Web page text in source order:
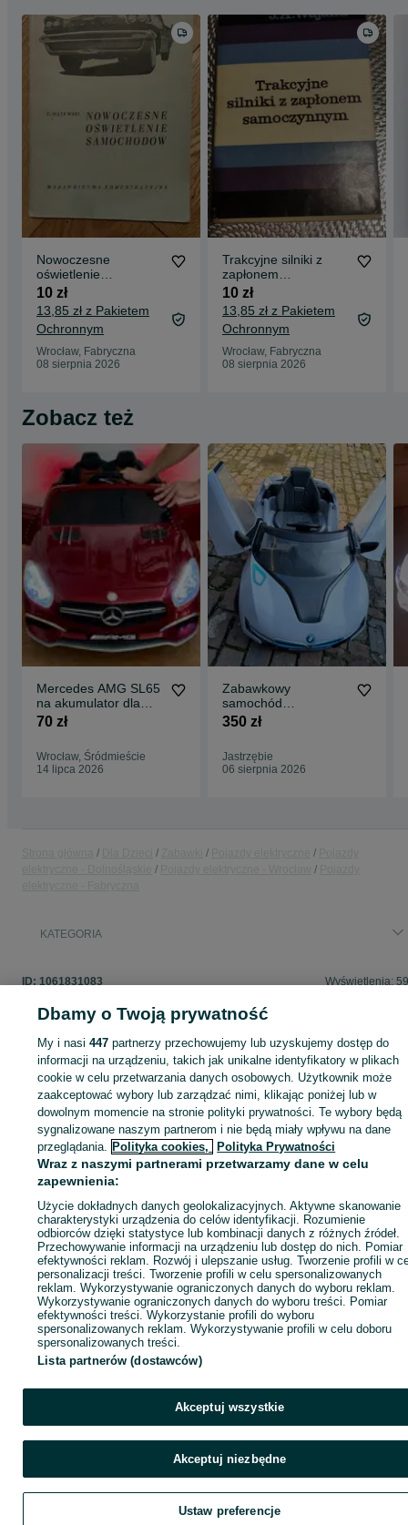
Nowoczesne
oświetlenie
samochodów
Tadeusz Majewski
10 zł
13,85 zł z Pakietem
Ochronnym
Wrocław, Fabryczna
08 sierpnia 2026
Trakcyjne silniki z
zapłonem
samoczynnym. Jan A.
Wajand
10 zł
13,85 zł z Pakietem
Ochronnym
Wrocław, Fabryczna
08 sierpnia 2026
Zobacz też
Mercedes AMG SL65
na akumulator dla
dzieci
70 zł
Wrocław, Śródmieście
14 lipca 2026
Zabawkowy
samochód
350 zł
Jastrzębie
06 sierpnia 2026
KATEGORIA
ID: 1061831083 Wyświetlenia:
Zaloguj się lub załóż konto na OLX, aby skontaktować się z
sprzedającym
Zaloguj się / Załóż konto
Zadzwoń / SMS
Dbamy o Twoją prywatność
My i nasi447 partnerzy przechowujemy lub uzyskujemy dostęp do
informacji na urządzeniu, takich jak unikalne identyfikatory w plikach
cookie w celu przetwarzania danych osobowych. Użytkownik może
zaakceptować wybory lub zarządzać nimi, klikając poniżej lub w
dowolnym momencie na stronie polityki prywatności. Te wybory będą
sygnalizowane naszym partnerom i nie będą miały wpływu na dane
przeglądania. Polityka cookies, Polityka Prywatności
Wraz z naszymi partnerami przetwarzamy dane w celu
zapewnienia:
Użycie dokładnych danych geolokalizacyjnych. Aktywne skanowanie
charakterystyki urządzenia do celów identyfikacji. Rozumienie
odbiorców dzięki statystyce lub kombinacji danych z różnych źródeł.
Przechowywanie informacji na urządzeniu lub dostęp do nich. Pomiar
efektywności reklam. Rozwój i ulepszanie usług. Tworzenie profili w
personalizacji treści. Tworzenie profili w celu spersonalizowanych
reklam. Wykorzystywanie ograniczonych danych do wyboru reklam.
Wykorzystywanie ograniczonych danych do wyboru treści. Pomiar
efektywności treści. Wykorzystanie profili do wyboru
spersonalizowanych reklam. Wykorzystywanie profili w celu doboru
spersonalizowanych treści.
Lista partnerów (dostawców)
Akceptuj wszystkie
Akceptuj niezbędne
Ustaw preferencje